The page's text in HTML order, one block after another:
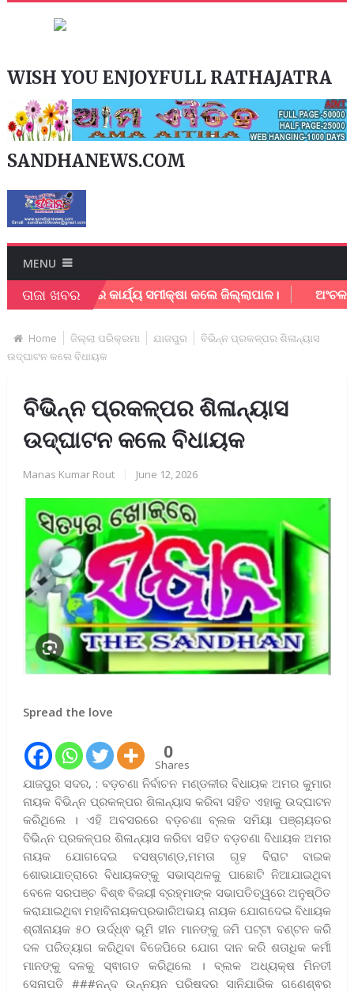
WISH YOU ENJOYFULL RATHAJATRA
SANDHANEWS.COM
MENU
ତାଜା ଖବର
ନିଗମର କାର୍ଯ୍ୟ ସମୀକ୍ଷା କଲେ ଜିଲ୍ଲାପାଳ। ଅଂଚଳ
Home ଜିଲ୍ଲା ପରିକ୍ରମା ଯାଜପୁର
ବିଭିନ୍ନ ପ୍ରକଳ୍ପର ଶିଳାନ୍ୟାସ
ଉଦ୍ଘାଟନ କଲେ ବିଧାୟକ
ବିଭିନ୍ନ ପ୍ରକଳ୍ପର ଶିଳାନ୍ୟାସ
ଉଦ୍ଘାଟନ କଲେ ବିଧାୟକ
Manas Kumar Rout June 12, 2026
Spread the love
0
Shares
ଯାଜପୁର ସଦର, : ବଡ଼ଚଣା ନିର୍ବାଚନ ମଣ୍ଡଳୀର ବିଧାୟକ ଅମର କୁମାର
ନାୟକ ବିଭିନ୍ନ ପ୍ରକଳ୍ପର ଶିଳାନ୍ୟାସ କରିବା ସହିତ ଏହାକୁ ଉଦ୍ଘାଟନ
କରିଥିଲେ । ଏହି ଅବସରରେ ବଡ଼ଚଣା ବ୍ଲକ ସମିୟା ପଞ୍ଚାୟତର
ବିଭିନ୍ନ ପ୍ରକଳ୍ପର ଶିଳାନ୍ୟାସ କରିବା ସହିତ ବଡ଼ଚଣା ବିଧାୟକ ଅମର
ନାୟକ ଯୋଗଦେଇ ବସଷ୍ଟାଣ୍ଡ,ମମତା ଗୃହ ବିରାଟ ବାଇକ
ଶୋଭାଯାତ୍ରାରେ ବିଧାୟକଙ୍କୁ ସଭାସ୍ଥଳକୁ ପାଛୋଟି ନିଆଯାଇଥିବା
ବେଳେ ସରପଞ୍ଚ ବିଶ୍ଵ ବିଜୟୀ ବ୍ରହ୍ମାଙ୍କ ସଭାପତିତ୍ୱରେ ଅନୁଷ୍ଠିତ
କରାଯାଇଥିବା ମହାବିନାୟକପ୍ରଭାରିଅଭୟ ନାୟକ ଯୋଗଦେଇ ବିଧାୟକ
ଶ୍ରୀନାୟକ ୫୦ ଉର୍ଦ୍ଧ୍ଵ ଭୂମି ହୀନ ମାନଙ୍କୁ ଜମି ପଟ୍ଟା ବଣ୍ଟନ କରି
ଦଳ ପରିତ୍ୟାଗ କରିଥିବା ବିଜେପିରେ ଯୋଗ ଦାନ କରି ଶତାଧିକ କର୍ମୀ
ମାନଙ୍କୁ ଦଳକୁ ସ୍ଵାଗତ କରିଥିଲେ । ବ୍ଲକ ଅଧ୍ୟକ୍ଷ ମିନତୀ
ସେନାପତି ###ନନ୍ଦ ଉନ୍ନୟନ ପରିଷଦର ସାନିଯାରିକ ଗଣେଶ୍ଵର